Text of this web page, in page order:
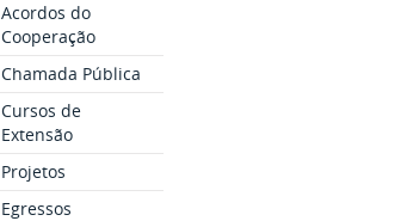
Acordos do
Cooperação
Chamada Pública
Cursos de
Extensão
Projetos
Egressos